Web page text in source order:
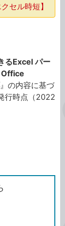
セル時短】
るExcel パー
Office
』の内容に基づ
行時点（2022